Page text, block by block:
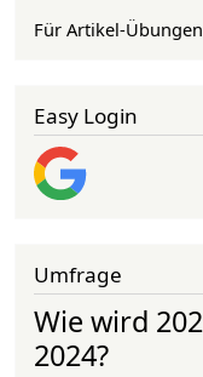
Für Artikel-Übungen
Easy Login
Umfrage
Wie wird
2024?